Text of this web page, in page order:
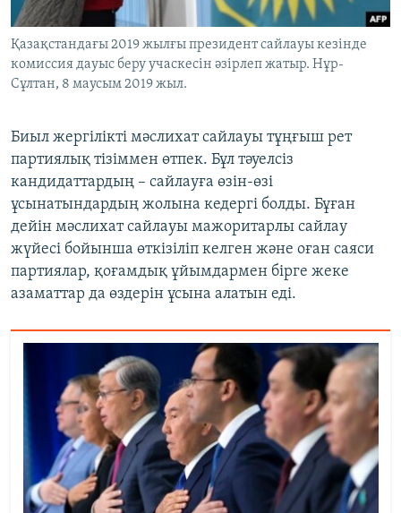
Қазақстандағы 2019 жылғы президент сайлауы кезінде
комиссия дауыс беру учаскесін әзірлеп жатыр. Нұр-
Сұлтан, 8 маусым 2019 жыл.
Биыл жергілікті мәслихат сайлауы тұңғыш рет
партиялық тізіммен өтпек. Бұл тәуелсіз
кандидаттардың – сайлауға өзін-өзі
ұсынатындардың жолына кедергі болды. Бұған
дейін мәслихат сайлауы мажоритарлы сайлау
жүйесі бойынша өткізіліп келген және оған саяси
партиялар, қоғамдық ұйымдармен бірге жеке
азаматтар да өздерін ұсына алатын еді.